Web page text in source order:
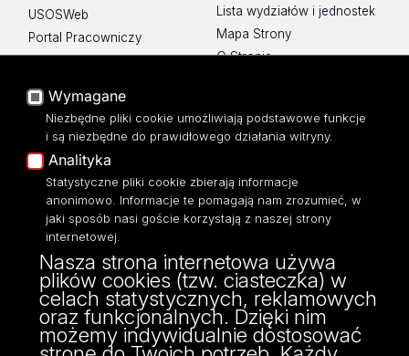
USOSWeb
Portal Pracowniczy
Baza Aktów Własnych
Moodle
Eksperci UŁ
Polityka Prywatności
Dostępność
Lista wydziałów i jednostek
Mapa Strony
O Stronie
ul. Narutowicza 68, 90-136 Łódź
NIP: 724 000 32 43
Adres do doręczeń elektronicznych (ADE):
AE:PL-74796-17640-IHHIV-17
KONTAKT
Wymagane
Niezbędne pliki cookie umożliwiają podstawowe funkcje
i są niezbędne do prawidłowego działania witryny.
Analityka
Statystyczne pliki cookie zbierają informacje
anonimowo. Informacje te pomagają nam zrozumieć, w
jaki sposób nasi goście korzystają z naszej strony
internetowej.
Nasza strona internetowa używa
plików cookies (tzw. ciasteczka) w
celach statystycznych, reklamowych
oraz funkcjonalnych. Dzięki nim
możemy indywidualnie dostosować